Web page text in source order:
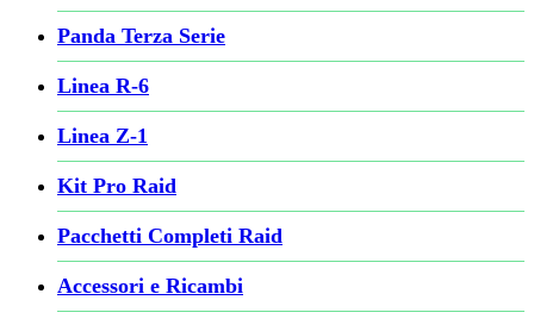
Panda Terza Serie
Linea R-6
Linea Z-1
Kit Pro Raid
Pacchetti Completi Raid
Accessori e Ricambi